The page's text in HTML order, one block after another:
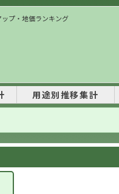
プ・地価ランキング
用途別推移集計